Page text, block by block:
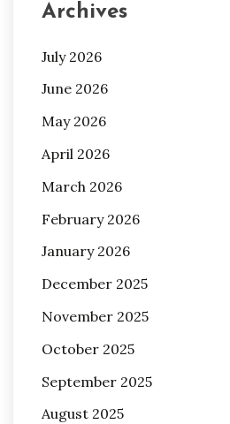
Archives
July 2026
June 2026
May 2026
April 2026
March 2026
February 2026
January 2026
December 2025
November 2025
October 2025
September 2025
August 2025